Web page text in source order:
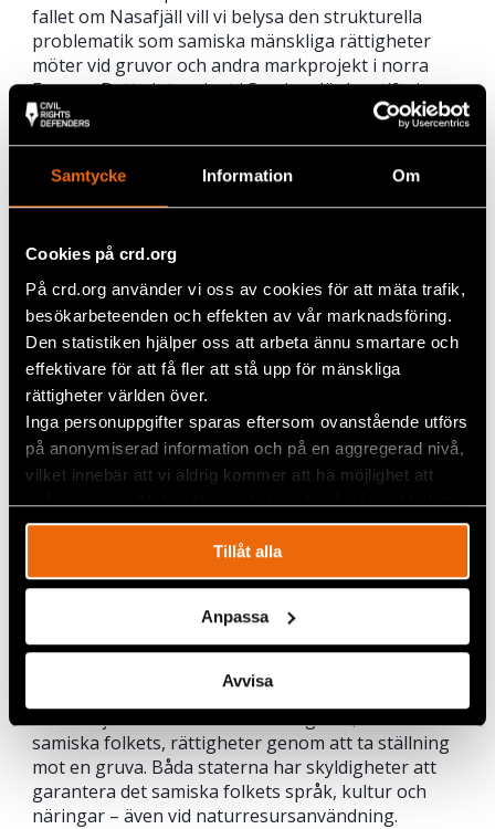
Samtycke Information Om
Cookies på crd.org
På crd.org använder vi oss av cookies för att mäta trafik,
besökarbeteenden och effekten av vår marknadsföring.
Den statistiken hjälper oss att arbeta ännu smartare och
effektivare för att få fler att stå upp för mänskliga
rättigheter världen över.
Inga personuppgifter sparas eftersom ovanstående utförs
på anonymiserad information och på en aggregerad nivå,
vilket innebär att vi aldrig kommer att ha möjlighet att
spåra en specifik besökares beteende på vår webbplats.
Tillåt alla
Anpassa
Avvisa
fallet om Nasafjäll vill vi belysa den strukturella
problematik som samiska mänskliga rättigheter
möter vid gruvor och andra markprojekt i norra
Europa. Detta inte minst i Sverige där lagstiftningen
generellt mycket bristfälligt skyddar samiska
Vad händer framåt?
Efter att slutyttranden lämnats in ska det norska
expropriation (tvångsinlösen) ska ske av området.
Sett tillsenare kontroversiella gruvbeslutfinns
anledning att tro att bolagets perspektiv kommer
att väga tungt. Om expropriation sker har det
norska systemet i praktiken godkänt att en
kvartsgruva startas på Nasafjäll, även om det
kvarstår några mindre processer.
Läs mer om fallet med Nussirgruvan som mött
hård kritik.
Vad uppmanar vi den svenska respektive
norska staten att göra?
Den norska staten bör avslå Elkems ansökan om
expropriation eftersom en gruva enligt vår
bedömning kränker det samiska folkets rättigheter.
Vi uppmanar den svenska staten att skydda
samiska folkets, rättigheter genom att ta ställning
mot en gruva. Båda staterna har skyldigheter att
garantera det samiska folkets språk, kultur och
näringar – även vid naturresursanvändning.